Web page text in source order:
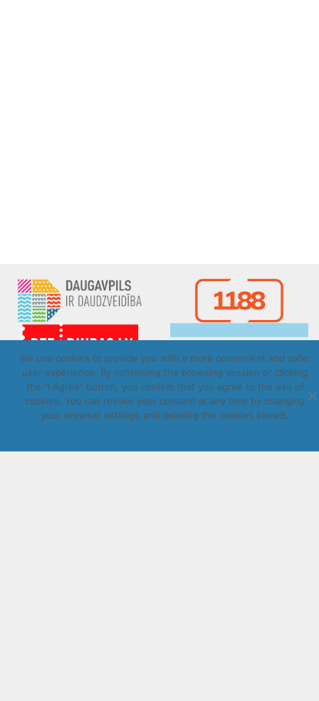
Copyright © Daugavpils autobusu parks 2026. All rights
reserved. Design byLatInSoft.
We use cookies to provide you with a more convenient and safer
user experience. By continuing the browsing session or clicking
the "I Agree" button, you confirm that you agree to the use of
cookies. You can revoke your consent at any time by changing
your browser settings and deleting the cookies stored.